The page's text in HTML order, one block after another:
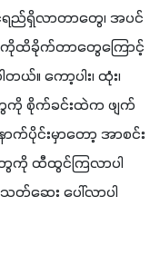
ည်ရှိလာတာတွေ၊ အပင်
ကိုထိခိုက်တာတွေကြောင့်
ယ်။ ကော့ပါး၊ ထုံး၊
ကို စိုက်ခင်းထဲက ဖျက်
က်ပိုင်းမှာတော့ အာစင်း
ေကို ထီထွင်ကြလာပါ
တ်ဆေး ပေါ်လာပါ